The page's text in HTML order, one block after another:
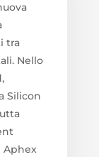
tra
Nello
Silicon
Aphex